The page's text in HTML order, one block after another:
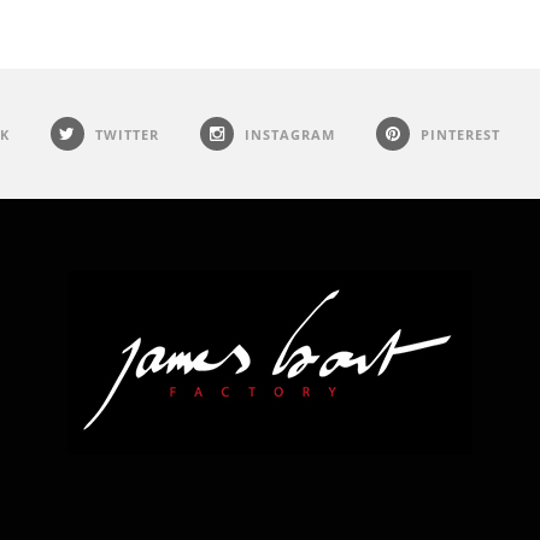
TWITTER INSTAGRAM PINTEREST